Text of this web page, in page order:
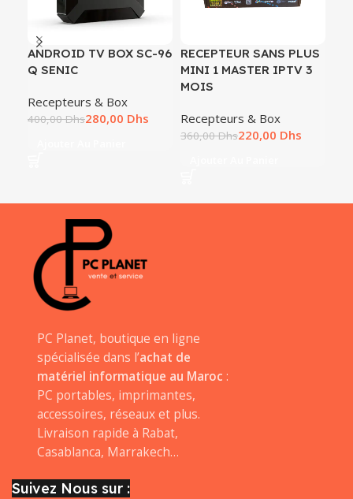
ANDROID TV BOX SC-96
Q SENIC
Recepteurs & Box
400,00Dhs280,00 Dhs
RECEPTEUR SANS PLUS
MINI 1 MASTER IPTV 3
MOIS
Recepteurs & Box
360,00Dhs220,00 Dhs
PC Planet, boutique en ligne
spécialisée dans l’achat de
matériel informatique au Maroc :
PC portables, imprimantes,
accessoires, réseaux et plus.
Livraison rapide à Rabat,
Casablanca, Marrakech…
Suivez Nous sur :